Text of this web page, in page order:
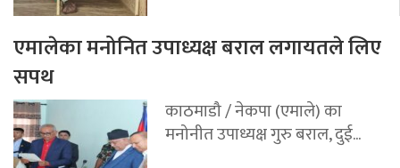
एमालेका मनोनित उपाध्यक्ष बराल लगायतले लिए
सपथ
काठमाडौ / नेकपा (एमाले) का
मनोनीत उपाध्यक्ष गुरु बराल, दुई...